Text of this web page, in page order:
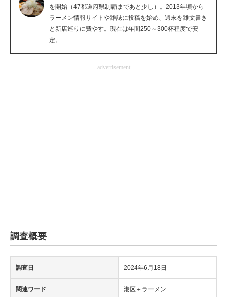
IT製品の技術・比較・事例
製造業のIT導入・活用を支援
を開始（47都道府県制覇まであと少し）。2013年頃から
ラーメン情報サイトや雑誌に投稿を始め、週末を雑文書き
と新店巡りに費やす。現在は年間250～300杯程度で安
定。
advertisement
調査概要
調査日 2024年6月18日
関連ワード 港区＋ラーメン